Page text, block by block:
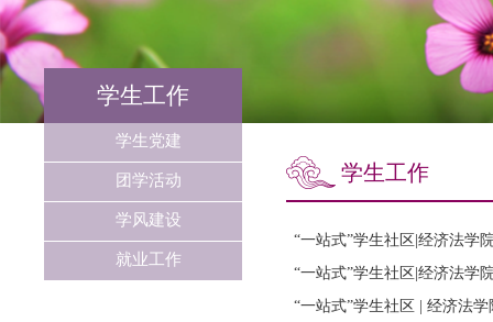
学生工作
学生党建
团学活动
学风建设
就业工作
学生工作
“一站式”学生社区|经济法学
“一站式”学生社区|经济法学
“一站式”学生社区 | 经济法